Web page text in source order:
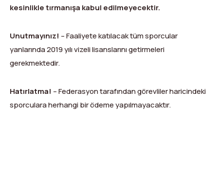
kesinlikle tırmanışa kabul edilmeyecektir.
Unutmayınız! – Faaliyete katılacak tüm sporcular
yanlarında 2019 yılı vizeli lisanslarını getirmeleri
gerekmektedir.
Hatırlatma! – Federasyon tarafından görevliler haricindeki
sporculara herhangi bir ödeme yapılmayacaktır.